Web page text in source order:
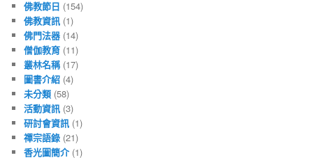
佛教節日 (154)
佛教資訊 (1)
佛門法器 (14)
僧伽教育 (11)
叢林名稱(17)
圖書介紹 (4)
未分類 (58)
活動資訊 (3)
研討會資訊 (1)
禪宗語錄 (21)
香光圖簡介(1)